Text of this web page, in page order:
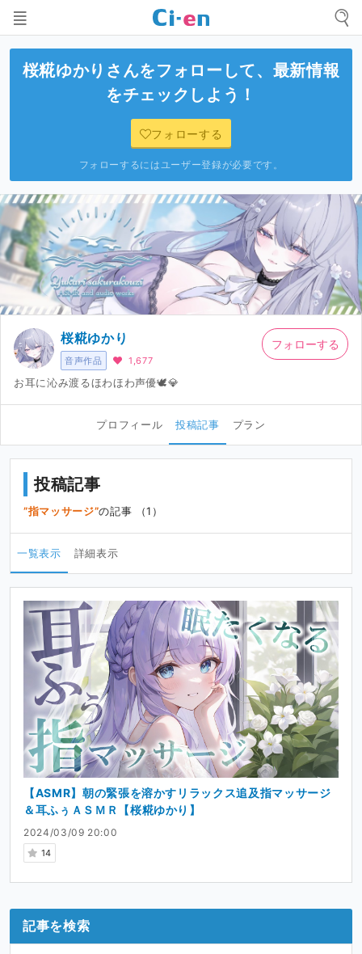
桜糀ゆかり さんをフォローして、最新情報
をチェックしよう！
フォローする
フォローするにはユーザー登録が必要です。
音声作品
桜糀ゆかり
1,677
お耳に沁み渡るほわほわ声優🕊💎
フォローする
プロフィール 投稿記事 プラン
投稿記事
指マッサージ の記事 （1）
一覧表示 詳細表示
2024/03/09 20:00
14
【ASMR】朝の緊張を溶かすリラックス追及指マッサージ
＆耳ふぅＡＳＭＲ【桜糀ゆかり】
記事を検索